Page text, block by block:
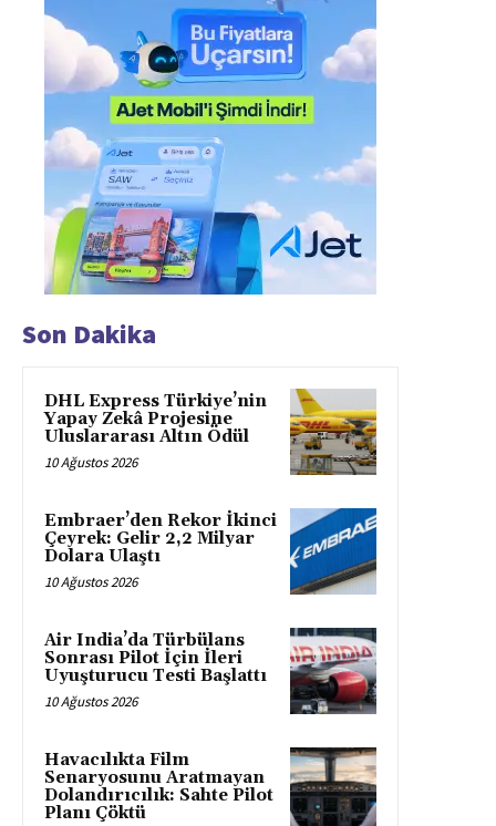
Son Dakika
DHL Express Türkiye’nin
Yapay Zekâ Projesine
Uluslararası Altın Ödül
10 Ağustos 2026
Embraer’den Rekor İkinci
Çeyrek: Gelir 2,2 Milyar
Dolara Ulaştı
10 Ağustos 2026
Air India’da Türbülans
Sonrası Pilot İçin İleri
Uyuşturucu Testi Başlattı
10 Ağustos 2026
Havacılıkta Film
Senaryosunu Aratmayan
Dolandırıcılık: Sahte Pilot
Planı Çöktü